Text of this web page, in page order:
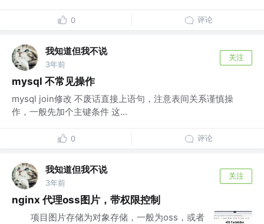
0 评论
我知道但我不说
3年前
关注
mysql 不常见操作
mysql join修改 不废话直接上语句，注意表间关系谨慎操
作，一般先加个主键条件 这...
0 评论
我知道但我不说
3年前
关注
nginx 代理oss图片，带权限控制
​ 项目图片存储为对象存储，一般为oss，或者